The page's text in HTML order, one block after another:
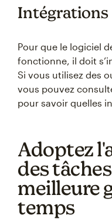
Intégrations
Pour que le logiciel
fonctionne, il doit
Si vous utilisez des
vous pouvez
pour savoir quelles
Adoptez
des
meilleure
temps